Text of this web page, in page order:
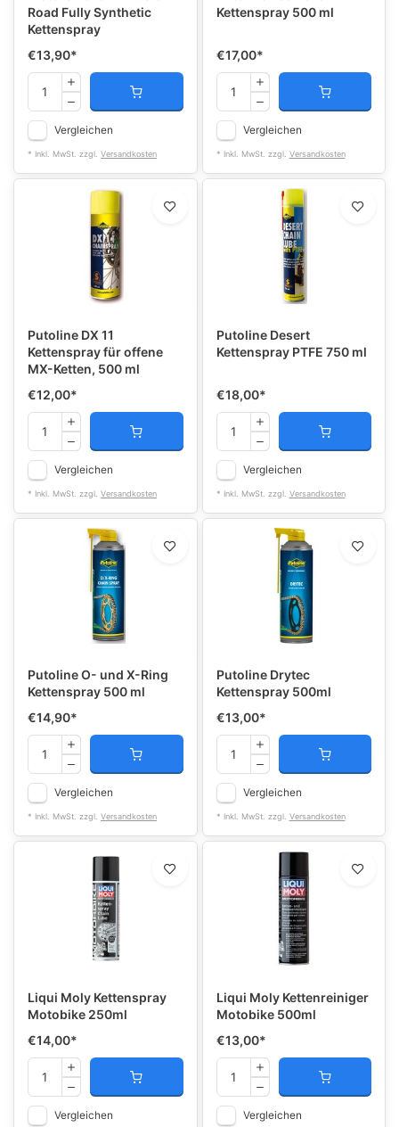
Road Fully Synthetic
Kettenspray
€13,90*
Vergleichen
* Inkl. MwSt. zzgl. Versandkosten
Kettenspray 500 ml
€17,00*
Vergleichen
* Inkl. MwSt. zzgl. Versandkosten
Putoline DX 11
Kettenspray für offene
MX-Ketten, 500 ml
€12,00*
Vergleichen
* Inkl. MwSt. zzgl. Versandkosten
Putoline Desert
Kettenspray PTFE 750 ml
€18,00*
Vergleichen
* Inkl. MwSt. zzgl. Versandkosten
Putoline O- und X-Ring
Kettenspray 500 ml
€14,90*
Vergleichen
* Inkl. MwSt. zzgl. Versandkosten
Putoline Drytec
Kettenspray 500ml
€13,00*
Vergleichen
* Inkl. MwSt. zzgl. Versandkosten
Liqui Moly Kettenspray
Motobike 250ml
€14,00*
Vergleichen
Liqui Moly Kettenreiniger
Motobike 500ml
€13,00*
Vergleichen